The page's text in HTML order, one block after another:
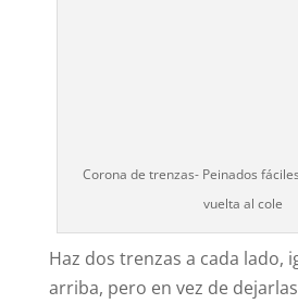
Corona de trenzas- Peinados
vuelta al cole
Haz dos trenzas a cada lado,
arriba, pero en vez de